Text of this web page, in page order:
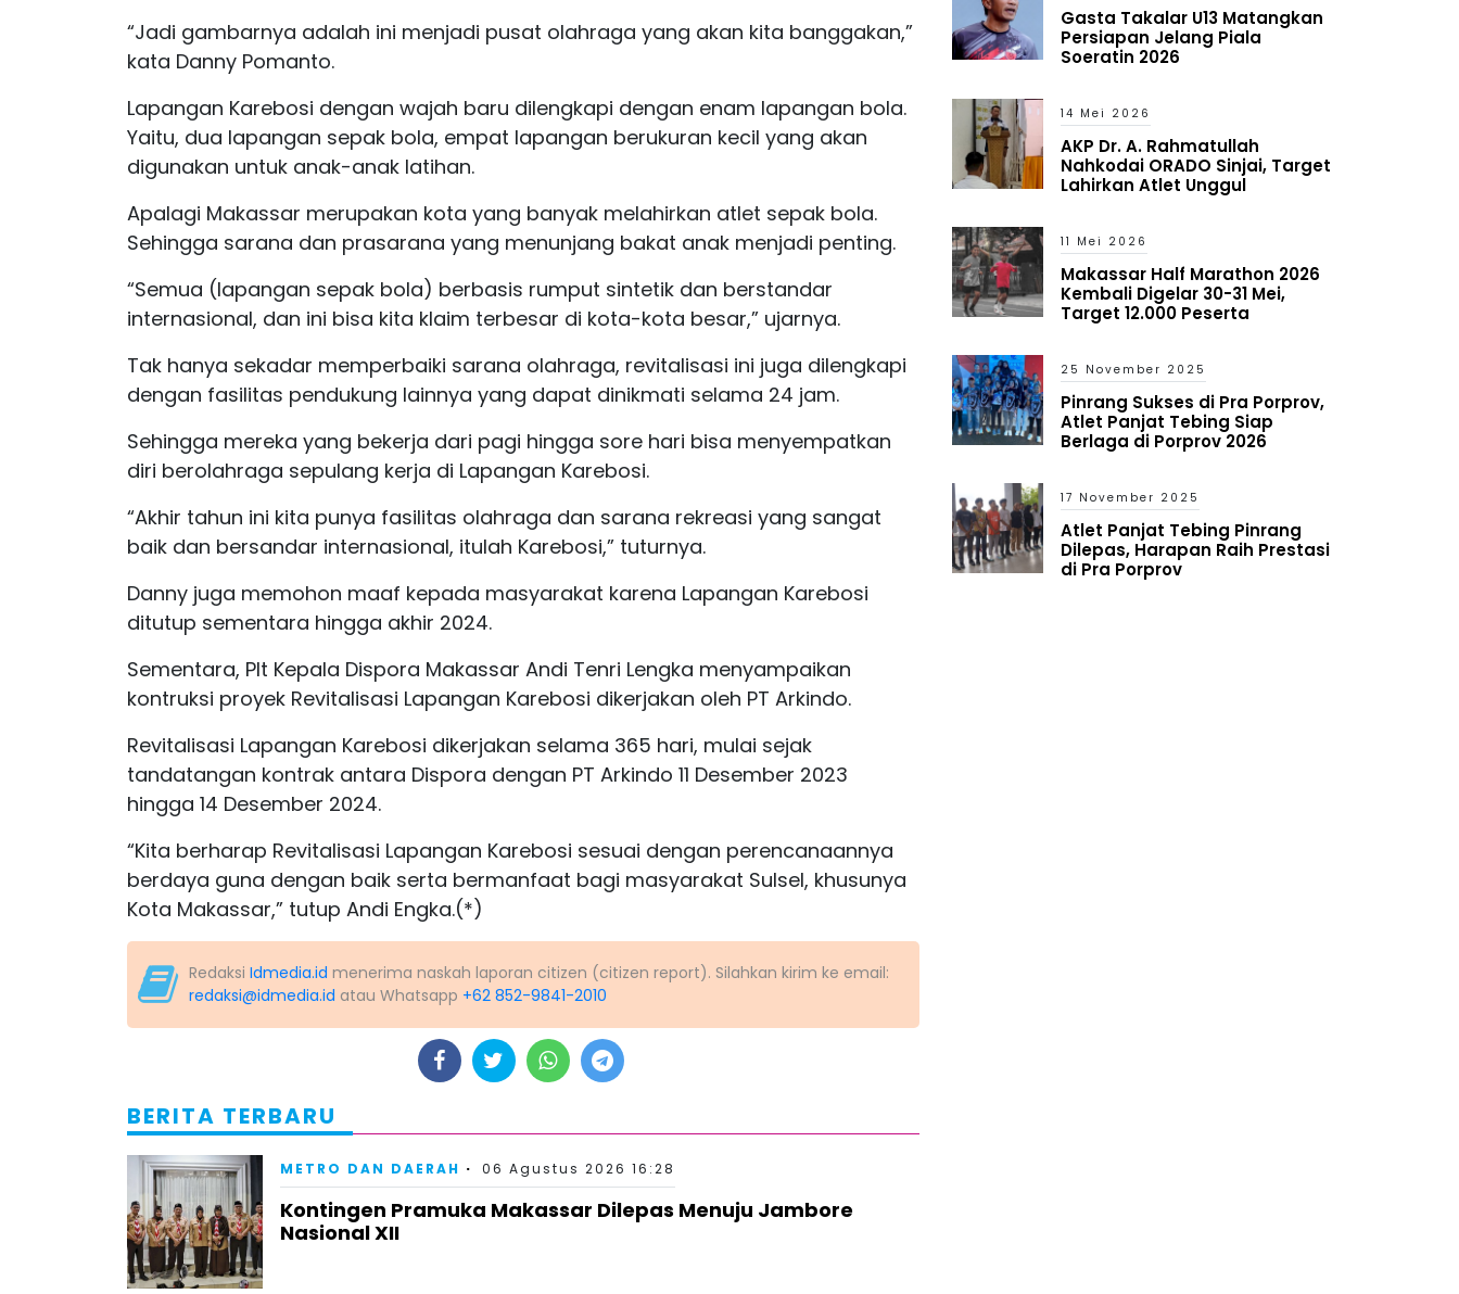
“Jadi gambarnya adalah ini menjadi pusat olahraga yang akan kita banggakan,”
kata Danny Pomanto.
Lapangan Karebosi dengan wajah baru dilengkapi dengan enam lapangan bola.
Yaitu, dua lapangan sepak bola, empat lapangan berukuran kecil yang akan
digunakan untuk anak-anak latihan.
Apalagi Makassar merupakan kota yang banyak melahirkan atlet sepak bola.
Sehingga sarana dan prasarana yang menunjang bakat anak menjadi penting.
“Semua (lapangan sepak bola) berbasis rumput sintetik dan berstandar
internasional, dan ini bisa kita klaim terbesar di kota-kota besar,” ujarnya.
Tak hanya sekadar memperbaiki sarana olahraga, revitalisasi ini juga dilengkapi
dengan fasilitas pendukung lainnya yang dapat dinikmati selama 24 jam.
Sehingga mereka yang bekerja dari pagi hingga sore hari bisa menyempatkan
diri berolahraga sepulang kerja di Lapangan Karebosi.
“Akhir tahun ini kita punya fasilitas olahraga dan sarana rekreasi yang sangat
baik dan bersandar internasional, itulah Karebosi,” tuturnya.
Danny juga memohon maaf kepada masyarakat karena Lapangan Karebosi
ditutup sementara hingga akhir 2024.
Sementara, Plt Kepala Dispora Makassar Andi Tenri Lengka menyampaikan
kontruksi proyek Revitalisasi Lapangan Karebosi dikerjakan oleh PT Arkindo.
Revitalisasi Lapangan Karebosi dikerjakan selama 365 hari, mulai sejak
tandatangan kontrak antara Dispora dengan PT Arkindo 11 Desember 2023
hingga 14 Desember 2024.
“Kita berharap Revitalisasi Lapangan Karebosi sesuai dengan perencanaannya
berdaya guna dengan baik serta bermanfaat bagi masyarakat Sulsel, khusunya
Kota Makassar,” tutup Andi Engka.(*)
Redaksi Idmedia.id menerima naskah laporan citizen (citizen report). Silahkan kirim ke email:
redaksi@idmedia.id atau Whatsapp +62 852-9841-2010
BERITA TERBARU
METRO DAN DAERAH 06 Agustus 2026 16:28
Kontingen Pramuka Makassar Dilepas Menuju Jambore
Nasional XII
Gasta Takalar U13 Matangkan
Persiapan Jelang Piala
Soeratin 2026
14 Mei 2026
AKP Dr. A. Rahmatullah
Nahkodai ORADO Sinjai, Target
Lahirkan Atlet Unggul
11 Mei 2026
Makassar Half Marathon 2026
Kembali Digelar 30-31 Mei,
Target 12.000 Peserta
25 November 2025
Pinrang Sukses di Pra Porprov,
Atlet Panjat Tebing Siap
Berlaga di Porprov 2026
17 November 2025
Atlet Panjat Tebing Pinrang
Dilepas, Harapan Raih Prestasi
di Pra Porprov